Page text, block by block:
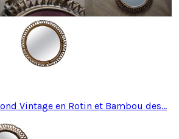
Vintage en Rotin et Bambou des…